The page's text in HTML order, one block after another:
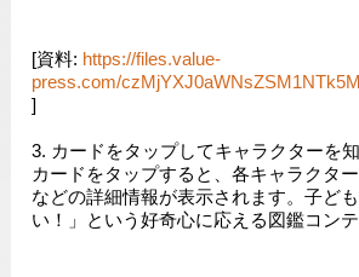
[資料: https://files.value-
press.com/
]
3. カードをタップしてキャラクターを知
カードをタップすると、各キャラクタ
などの詳細情報が表示されます。子ど
い！」という好奇心に応える図鑑コンテ